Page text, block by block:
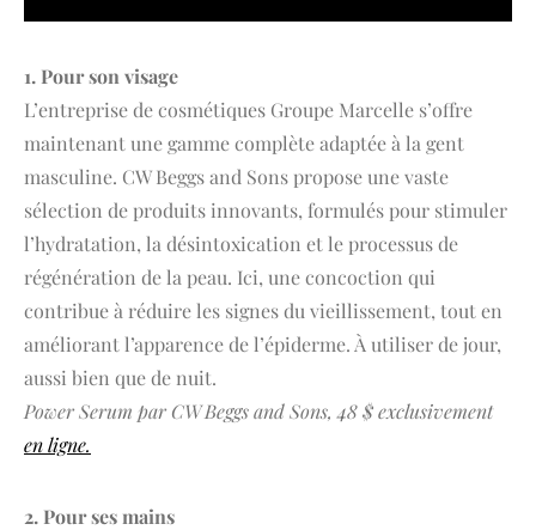
1. Pour son visage
L’entreprise de cosmétiques Groupe Marcelle s’offre
maintenant une gamme complète adaptée à la gent
masculine. CW Beggs and Sons propose une vaste
sélection de produits innovants, formulés pour stimuler
l’hydratation, la désintoxication et le processus de
régénération de la peau. Ici, une concoction qui
contribue à réduire les signes du vieillissement, tout en
améliorant l’apparence de l’épiderme. À utiliser de jour,
aussi bien que de nuit.
Power Serum par CW Beggs and Sons, 48 $ exclusivement
en ligne.
2. Pour ses mains